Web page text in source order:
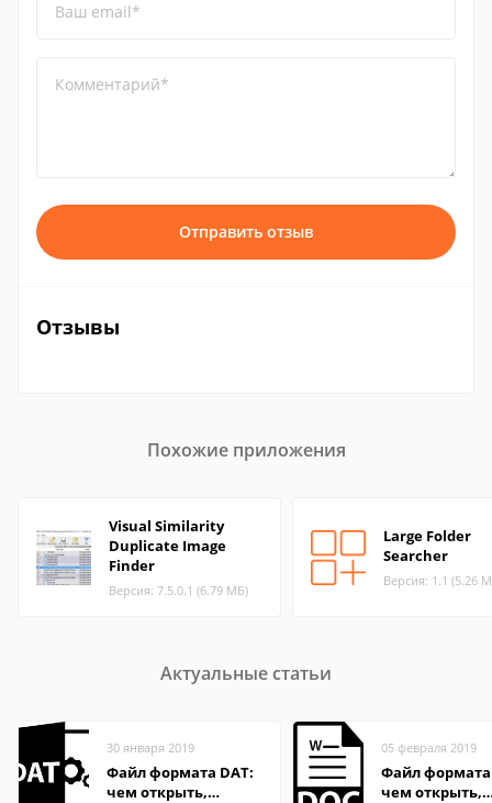
Ваш email*
Комментарий*
Отправить отзыв
Отзывы
Похожие приложения
Visual Similarity
Duplicate Image
Finder
Версия: 7.5.0.1 (6.79 МБ)
Large Folder
Searcher
Версия: 1.1 (5.26
Актуальные статьи
30 января 2019
Файл формата DAT:
чем открыть,
05 февраля 2019
Файл формата
чем открыть,